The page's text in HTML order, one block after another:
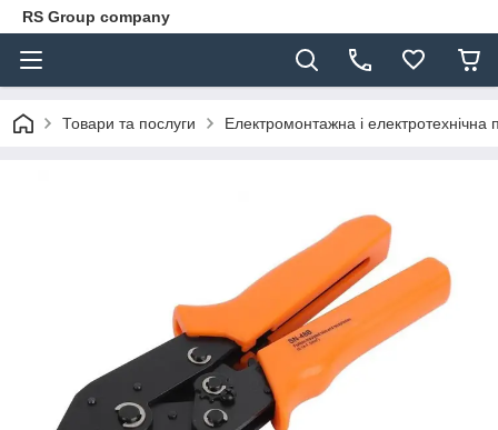
RS Group company
Товари та послуги Електромонтажна і електротехнічна